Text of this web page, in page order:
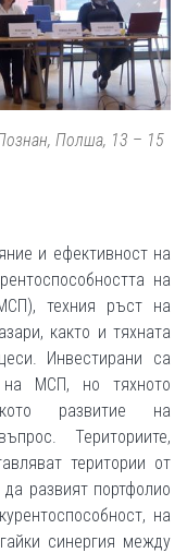
Полша, 13 – 15
и ефективност на
на
техния ръст на
както и тяхната
Инвестирани са
на МСП, но тяхното
развитие на
Териториите,
територии от
развият портфолио
на
синергия между